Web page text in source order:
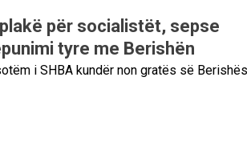
për socialistët, sepse
tyre me Berishën
i SHBA kundër non gratës së Berishës